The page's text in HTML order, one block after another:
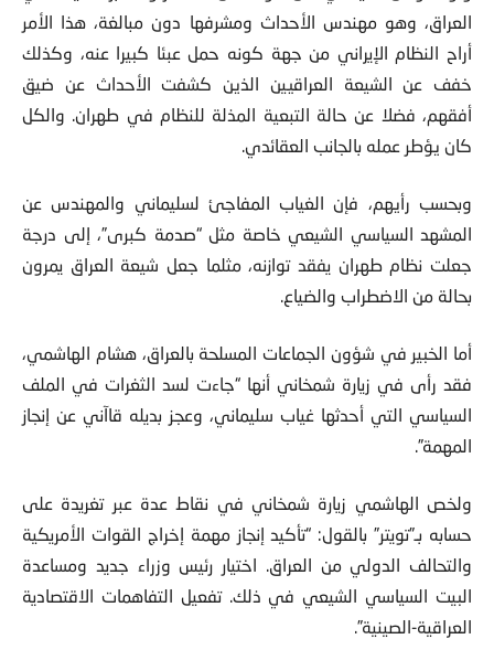
العراق، وهو مهندس الأحداث ومشرفها دون مبالغة، هذا الأمر
أراح النظام الإيراني من جهة كونه حمل عبئا كبيرا عنه، وكذلك
خفف عن الشيعة العراقيين الذين كشفت الأحداث عن ضيق
أفقهم، فضلا عن حالة التبعية المذلة للنظام في طهران. والكل
كان يؤطر عمله بالجانب العقائدي.
وبحسب رأيهم، فإن الغياب المفاجئ لسليماني والمهندس عن
المشهد السياسي الشيعي خاصة مثل “صدمة كبرى”، إلى درجة
جعلت نظام طهران يفقد توازنه، مثلما جعل شيعة العراق يمرون
بحالة من الاضطراب والضياع.
أما الخبير في شؤون الجماعات المسلحة بالعراق، هشام الهاشمي،
فقد رأى في زيارة شمخاني أنها “جاءت لسد الثغرات في الملف
السياسي التي أحدثها غياب سليماني، وعجز بديله قاآني عن إنجاز
المهمة”.
ولخص الهاشمي زيارة شمخاني في نقاط عدة عبر تغريدة على
حسابه بـ”تويتر” بالقول: “تأكيد إنجاز مهمة إخراج القوات الأمريكية
والتحالف الدولي من العراق. اختيار رئيس وزراء جديد ومساعدة
البيت السياسي الشيعي في ذلك. تفعيل التفاهمات الاقتصادية
العراقية-الصينية”.